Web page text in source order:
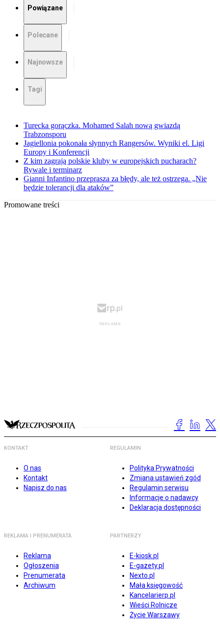
Powiązane
Polecane
Najnowsze
Tagi
Turecka gorączka. Mohamed Salah nową gwiazdą
Trabzonsporu
Jagiellonia pokonała słynnych Rangersów. Wyniki el. Ligi
Europy i Konferencji
Z kim zagrają polskie kluby w europejskich pucharach?
Rywale i terminarz
Gianni Infantino przeprasza za błędy, ale też ostrzega. „Nie
będzie tolerancji dla ataków”
Promowane treści
KONTAKT
O nas
Kontakt
Napisz do nas
REGULAMIN
Polityka Prywatności
Zmiana ustawień zgód
Regulamin serwisu
Informacje o nadawcy
Deklaracja dostępności
REKLAMA I PRENUMERATA
Reklama
Ogłoszenia
Prenumerata
Archiwum
PARTNERZY
E-kiosk.pl
E-gazety.pl
Nexto.pl
Mała księgowość
Kancelarierp.pl
Wieści Rolnicze
Życie Warszawy